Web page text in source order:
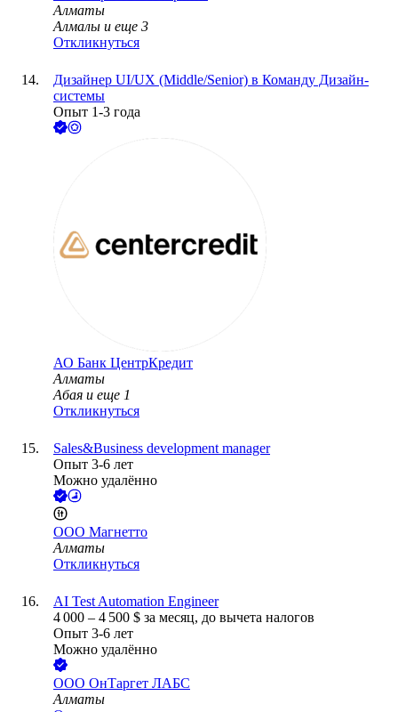
Алматы
Алмалы и еще 3
Откликнуться
Дизайнер UI/UX (Middle/Senior) в Команду Дизайн-
системы
Опыт 1-3 года
АО Банк ЦентрКредит
Алматы
Абая и еще 1
Откликнуться
Sales&Business development manager
Опыт 3-6 лет
Можно удалённо
ООО Магнетто
Алматы
Откликнуться
AI Test Automation Engineer
4 000 – 4 500 $ за месяц, до вычета налогов
Опыт 3-6 лет
Можно удалённо
ООО ОнТаргет ЛАБС
Алматы